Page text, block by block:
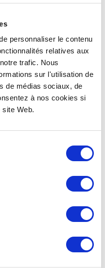
personnaliser le contenu
relatives aux
trafic. Nous
sur l'utilisation de
de médias sociaux, de
à nos cookies si
Web.